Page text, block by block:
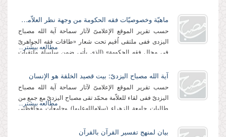
ماهیّة وخصوصیّات فقه الحكومة من وجهة نظر العلاّمة مصباح الیزدی
حسب تقریر الموقع الإعلامیّ لآثار سماحة آیة الله مصباح
الیزدی ففی ملتقى اُقیم تحت شعار «طاقات فقه الجواهریّ
فی مجال فقه الحكومة» (الذی یأتی ضمن سلسلة ملتقیات
مطالعه بیشتر...
آیة الله مصباح الیزدیّ: بیت قصید الخلقة هو الإنسان
حسب تقریر الموقع الإعلامیّ لآثار سماحة آیة الله مصباح
الیزدیّ ففی لقاء للعلاّمة محمّد تقی مصباح الیزدیّ مع جمع من
طالبات جامعة الزهراء (سلام‌الله‌علیها) وجامعات محافظتی
مطالعه بیشتر...
بیان لمنهج تفسیر القرآن بالقرآن